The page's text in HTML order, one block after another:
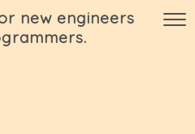
new engineers